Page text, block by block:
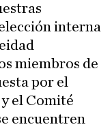
interna
miembros de
por el
el Comité
encuentren